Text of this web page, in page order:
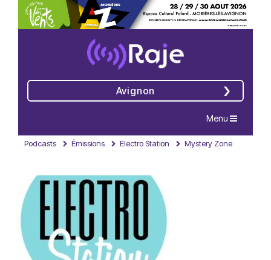
Avignon
Navigation
Menu
Podcasts Émissions Electro Station Mystery Zone